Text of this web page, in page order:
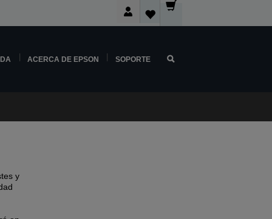
ACERCA DE EPSON SOPORTE
y